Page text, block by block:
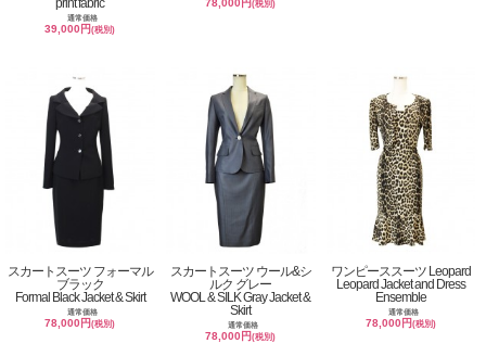
print fabric
通常価格
39,000円(税別)
78,000円(税別)
スカートスーツ フォーマル
ブラック
Formal Black Jacket & Skirt
通常価格
78,000円(税別)
スカートスーツ ウール&シ
ルク グレー
WOOL & SILK Gray Jacket &
Skirt
通常価格
78,000円(税別)
ワンピーススーツ Leopard
Leopard Jacket and Dress
Ensemble
通常価格
78,000円(税別)